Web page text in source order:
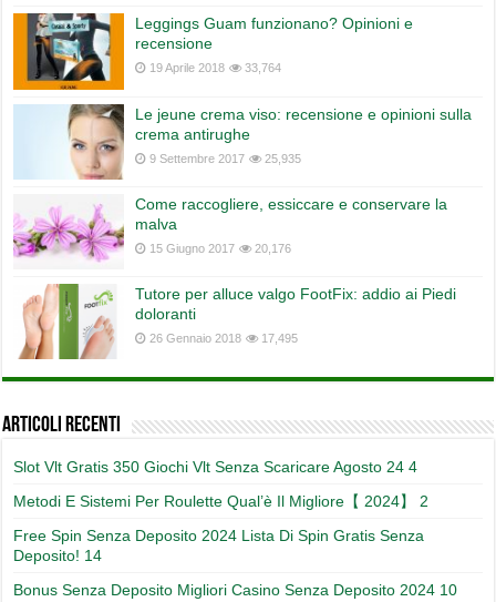
Leggings Guam funzionano? Opinioni e
recensione
19 Aprile 2018 33,764
Le jeune crema viso: recensione e opinioni sulla
crema antirughe
9 Settembre 2017 25,935
Come raccogliere, essiccare e conservare la
malva
15 Giugno 2017 20,176
Tutore per alluce valgo FootFix: addio ai Piedi
doloranti
26 Gennaio 2018 17,495
Articoli recenti
Slot Vlt Gratis 350 Giochi Vlt Senza Scaricare Agosto 24 4
Metodi E Sistemi Per Roulette Qual’è Il Migliore【 2024】 2
Free Spin Senza Deposito 2024 Lista Di Spin Gratis Senza
Deposito! 14
Bonus Senza Deposito Migliori Casino Senza Deposito 2024 10